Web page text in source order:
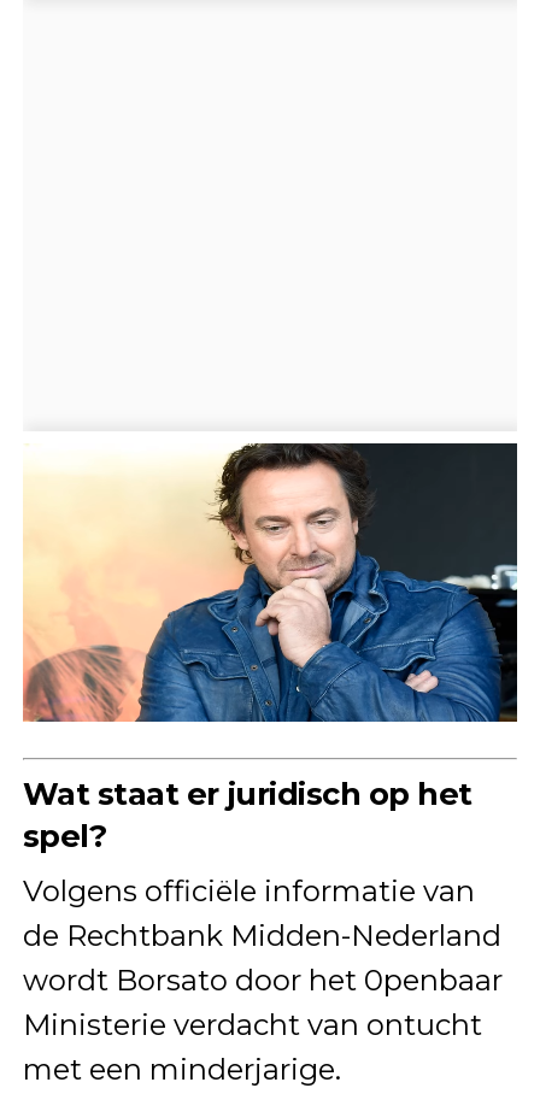
Wat staat er juridisch op het
spel?
Volgens officiële informatie van
de Rechtbank Midden-Nederland
wordt Borsato door het 0penbaar
Ministerie verdacht van ontucht
met een minderjarige.